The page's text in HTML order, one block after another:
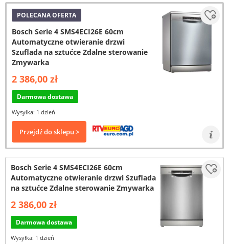
POLECANA OFERTA
Bosch Serie 4 SMS4ECI26E 60cm
Automatyczne otwieranie drzwi
Szuflada na sztućce Zdalne sterowanie
Zmywarka
2 386,00 zł
Darmowa dostawa
Wysyłka: 1 dzień
Przejdź do sklepu >
Bosch Serie 4 SMS4ECI26E 60cm
Automatyczne otwieranie drzwi Szuflada
na sztućce Zdalne sterowanie Zmywarka
2 386,00 zł
Darmowa dostawa
Wysyłka: 1 dzień